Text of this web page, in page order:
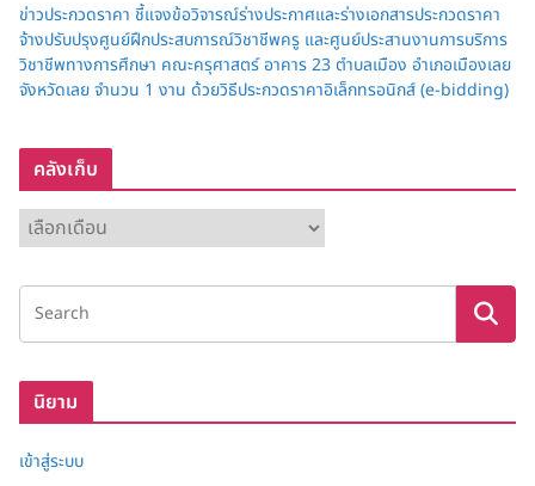
ข่าวประกวดราคา ชี้แจงข้อวิจารณ์ร่างประกาศและร่างเอกสารประกวดราคา
จ้างปรับปรุงศูนย์ฝึกประสบการณ์วิชาชีพครู และศูนย์ประสานงานการบริการ
วิชาชีพทางการศึกษา คณะครุศาสตร์ อาคาร 23 ตำบลเมือง อำเภอเมืองเลย
จังหวัดเลย จำนวน 1 งาน ด้วยวิธีประกวดราคาอิเล็กทรอนิกส์ (e-bidding)
คลังเก็บ
ลั
ง
ก็
นิยาม
เข้าสู่ระบบ